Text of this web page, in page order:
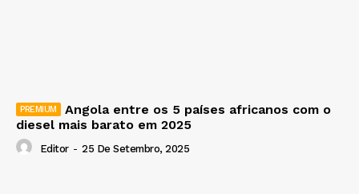
Angola entre os 5 países africanos com o
diesel mais barato em 2025
Editor - 25 De Setembro, 2025